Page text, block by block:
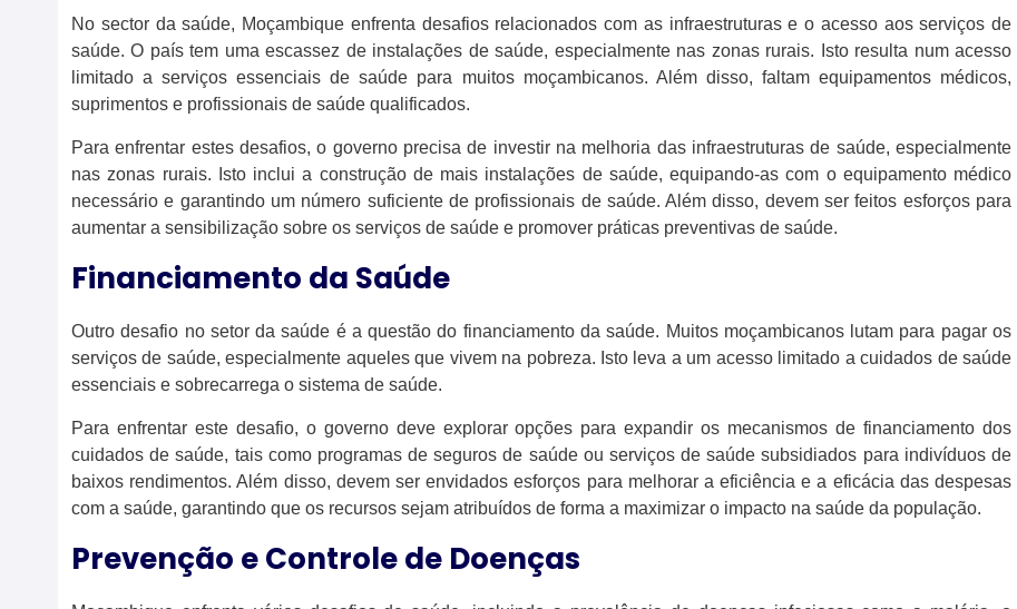
No sector da saúde, Moçambique enfrenta desafios relacionados com as infraestruturas e o acesso aos serviços de
saúde. O país tem uma escassez de instalações de saúde, especialmente nas zonas rurais. Isto resulta num acesso
limitado a serviços essenciais de saúde para muitos moçambicanos. Além disso, faltam equipamentos médicos,
suprimentos e profissionais de saúde qualificados.
Para enfrentar estes desafios, o governo precisa de investir na melhoria das infraestruturas de saúde, especialmente
nas zonas rurais. Isto inclui a construção de mais instalações de saúde, equipando-as com o equipamento médico
necessário e garantindo um número suficiente de profissionais de saúde. Além disso, devem ser feitos esforços para
aumentar a sensibilização sobre os serviços de saúde e promover práticas preventivas de saúde.
Financiamento da Saúde
Outro desafio no setor da saúde é a questão do financiamento da saúde. Muitos moçambicanos lutam para pagar os
serviços de saúde, especialmente aqueles que vivem na pobreza. Isto leva a um acesso limitado a cuidados de saúde
essenciais e sobrecarrega o sistema de saúde.
Para enfrentar este desafio, o governo deve explorar opções para expandir os mecanismos de financiamento dos
cuidados de saúde, tais como programas de seguros de saúde ou serviços de saúde subsidiados para indivíduos de
baixos rendimentos. Além disso, devem ser envidados esforços para melhorar a eficiência e a eficácia das despesas
com a saúde, garantindo que os recursos sejam atribuídos de forma a maximizar o impacto na saúde da população.
Prevenção e Controle de Doenças